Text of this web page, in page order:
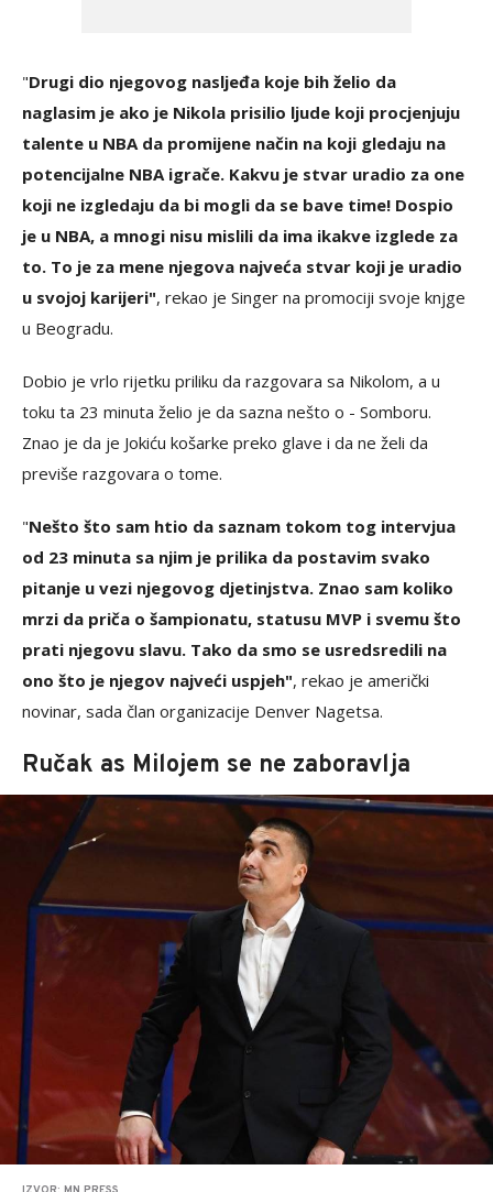
"Drugi dio njegovog nasljeđa koje bih želio da
naglasim je ako je Nikola prisilio ljude koji procjenjuju
talente u NBA da promijene način na koji gledaju na
potencijalne NBA igrače. Kakvu je stvar uradio za one
koji ne izgledaju da bi mogli da se bave time! Dospio
je u NBA, a mnogi nisu mislili da ima ikakve izglede za
to. To je za mene njegova najveća stvar koji je uradio
u svojoj karijeri", rekao je Singer na promociji svoje knjge
u Beogradu.
Dobio je vrlo rijetku priliku da razgovara sa Nikolom, a u
toku ta 23 minuta želio je da sazna nešto o - Somboru.
Znao je da je Jokiću košarke preko glave i da ne želi da
previše razgovara o tome.
"Nešto što sam htio da saznam tokom tog intervjua
od 23 minuta sa njim je prilika da postavim svako
pitanje u vezi njegovog djetinjstva. Znao sam koliko
mrzi da priča o šampionatu, statusu MVP i svemu što
prati njegovu slavu. Tako da smo se usredsredili na
ono što je njegov najveći uspjeh", rekao je američki
novinar, sada član organizacije Denver Nagetsa.
Ručak as Milojem se ne zaboravlja